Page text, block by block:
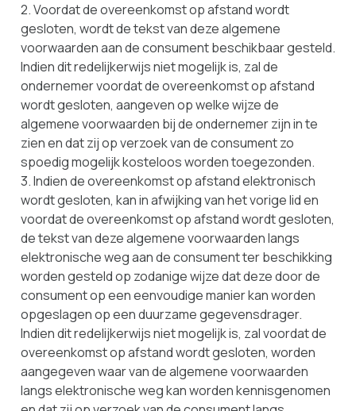
2. Voordat de overeenkomst op afstand wordt
gesloten, wordt de tekst van deze algemene
voorwaarden aan de consument beschikbaar gesteld.
Indien dit redelijkerwijs niet mogelijk is, zal de
ondernemer voordat de overeenkomst op afstand
wordt gesloten, aangeven op welke wijze de
algemene voorwaarden bij de ondernemer zijn in te
zien en dat zij op verzoek van de consument zo
spoedig mogelijk kosteloos worden toegezonden.
3. Indien de overeenkomst op afstand elektronisch
wordt gesloten, kan in afwijking van het vorige lid en
voordat de overeenkomst op afstand wordt gesloten,
de tekst van deze algemene voorwaarden langs
elektronische weg aan de consument ter beschikking
worden gesteld op zodanige wijze dat deze door de
consument op een eenvoudige manier kan worden
opgeslagen op een duurzame gegevensdrager.
Indien dit redelijkerwijs niet mogelijk is, zal voordat de
overeenkomst op afstand wordt gesloten, worden
aangegeven waar van de algemene voorwaarden
langs elektronische weg kan worden kennisgenomen